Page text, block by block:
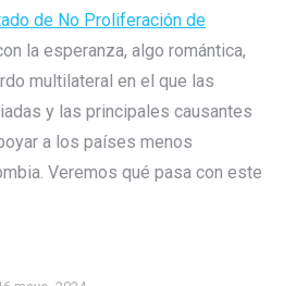
de No Proliferación de
la esperanza, algo romántica,
multilateral en el que las
y las principales causantes
a los países menos
Veremos qué pasa con este